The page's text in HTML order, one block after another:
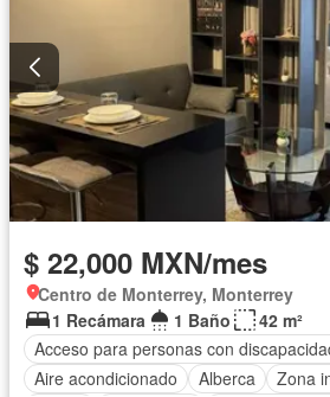
$ 22,000 MXN/mes
Centro de Monterrey, Monterrey
1 Recámara
1 Baño
42 m²
Acceso para personas con
Aire acondicionado
Alberca Zona